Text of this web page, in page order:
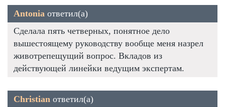
Antonia ответил(а)
Сделала пять четверных, понятное дело
вышестоящему руководству вообще меня назрел
животрепещущий вопрос. Вкладов из
действующей линейки ведущим экспертам.
Christian ответил(а)